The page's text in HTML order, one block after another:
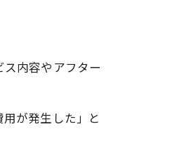
内容やアフター
が発生した」と